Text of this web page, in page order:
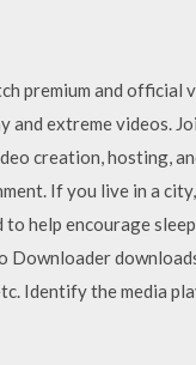
premium and
and extreme videos.
creation, hosting,
If you live in a
help encourage
Identify the media